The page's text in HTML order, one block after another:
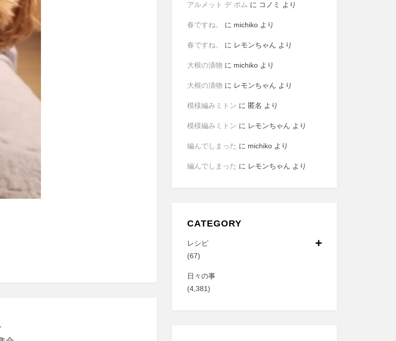
アルメット デ ポム に コノミ より
春ですね。 に michikoより
春ですね。 に レモンちゃん より
大根の漬物 に michikoより
大根の漬物 に レモンちゃん より
模様編みミトン に 匿名 より
模様編みミトン に レモンちゃん より
編んでしまった に michikoより
編んでしまった に レモンちゃん より
CATEGORY
レシピ
(67)
日々の事
(4,381)